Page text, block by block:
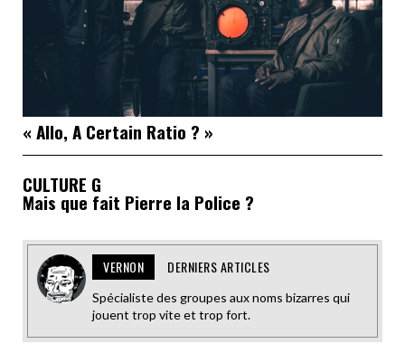
« Allo, A Certain Ratio ? »
CULTURE G
Mais que fait Pierre la Police ?
VERNON DERNIERS ARTICLES
Spécialiste des groupes aux noms bizarres qui
jouent trop vite et trop fort.